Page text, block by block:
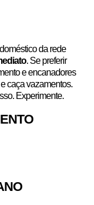
da rede
. Se preferir
e encanadores
caça vazamentos.
Experimente.